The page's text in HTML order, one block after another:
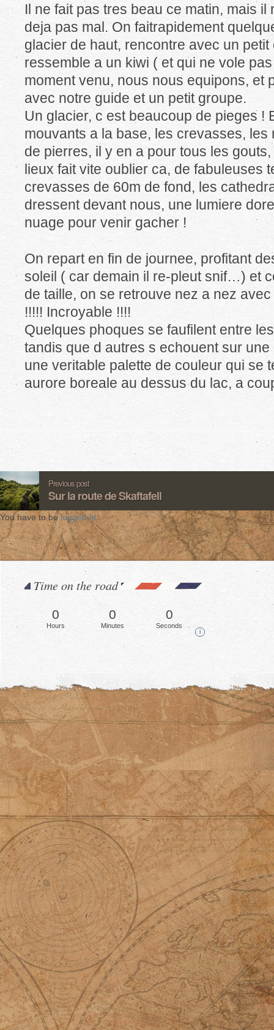
Il ne fait pas tres beau ce matin, mais il
deja pas mal. On faitrapidement
glacier de haut, rencontre avec un
ressemble a un kiwi ( et qui ne vole
moment venu, nous nous equipons, et
avec notre guide et un petit groupe.
Un glacier, c est beaucoup de pieges !
mouvants a la base, les crevasses, les
de pierres, il y en a pour tous les
lieux fait vite oublier ca, de fabuleuses
crevasses de 60m de fond, les
dressent devant nous, une lumiere
nuage pour venir gacher !
On repart en fin de journee, profitant
soleil ( car demain il re-pleut snif…) et
de taille, on se retrouve nez a nez
!!!!! Incroyable !!!!
Quelques phoques se faufilent entre
tandis que d autres s echouent sur
une veritable palette de couleur qui se
aurore boreale au dessus du lac, a
Previous post
Sur la route de Skaftafell
You have to belogged in.
Time on the road
0
Hours
0
Minutes
0
Seconds
i
© David